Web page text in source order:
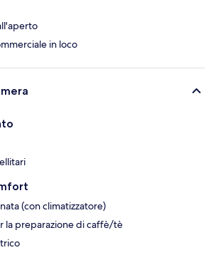
in loco
(con climatizzatore)
la preparazione di caffè/tè